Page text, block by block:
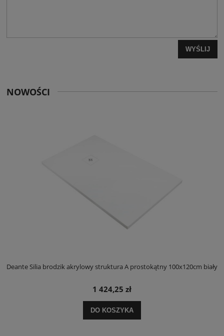
WYŚLIJ
NOWOŚCI
Deante Silia brodzik akrylowy struktura A prostokątny 100x120cm biały
1 424,25 zł
DO KOSZYKA